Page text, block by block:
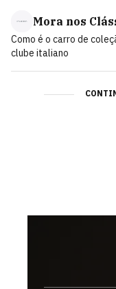
Mora nos
Como é o carro de
clube italiano